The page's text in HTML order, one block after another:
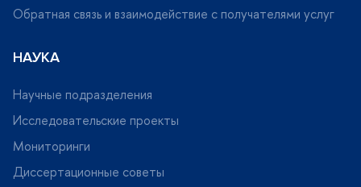
Обратная связь и взаимодействие с получателями услу
НАУКА
Научные подразделения
Исследовательские проекты
Мониторинги
Диссертационные советы